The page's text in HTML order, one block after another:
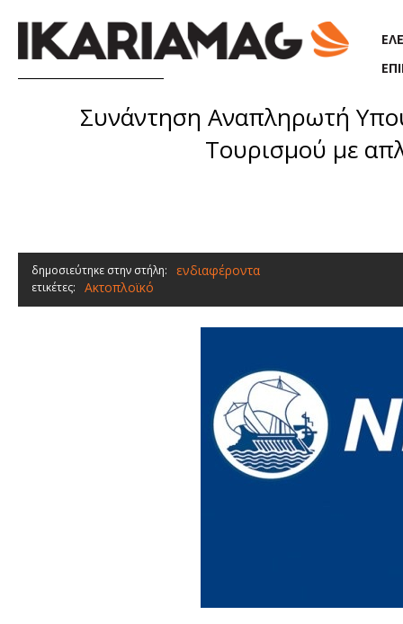
Συνάντηση Αναπληρωτή
Τουρισμού με
δημοσιεύτηκε στην στήλη: ενδιαφέροντα
ετικέτες: Ακτοπλοϊκό